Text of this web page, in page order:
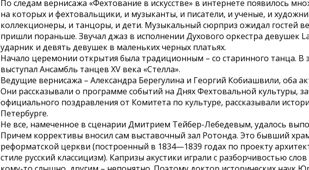
По следам вернисажа «Фехтование в искусстве» в интернете появилось
на которых и фехтовальщики, и музыканты, и писатели, и ученые, и
коллекционеры, и танцоры, и дети. Музыкальный сюрприз ожидал гостей
пришли пораньше. Звучал джаз в исполнении Духового оркестра девушек
ударник и девять девушек в маленьких черных платьях.
Начало церемонии открытия была традиционным – со старинного танца. В
выступал Ансамбль танцев XV века «Стелла».
Ведущие вернисажа – Александра Берегулина и Георгий Кобиашвили, оба
Они рассказывали о программе событий на Днях Фехтовальной культуры,
официального поздравления от Комитета по культуре, рассказывали
Петербурге.
Не все, намеченное в сценарии Дмитрием Тейбер-Лебедевым, удалось
Причем коррективы вносил сам выставочный зал Ротонда. Это бывший
реформатской церкви (построенный в 1834—1839 годах по проекту
стиле русский классицизм). Капризы акустики играли с разборчивостью